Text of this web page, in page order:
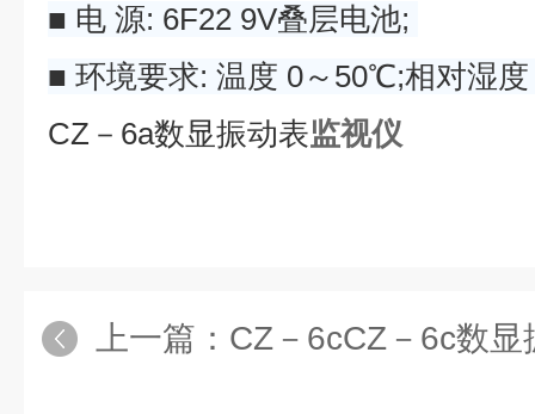
■ 电 源: 6F22 9V叠层电池;
■ 环境要求: 温度 0～50℃;相对湿
CZ－6a数显振动表监视仪
上一篇： CZ－6cCZ－6c数显